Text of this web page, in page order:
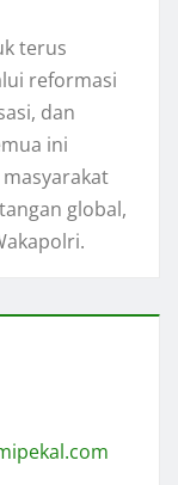
terus
reformasi
dan
ini
global,